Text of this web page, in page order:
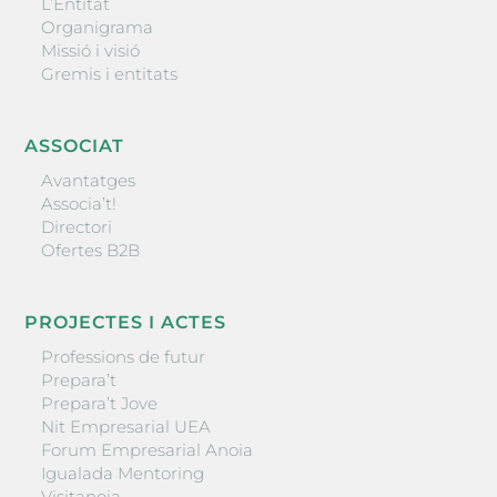
Organigrama
Missió i visió
Gremis i entitats
ASSOCIAT
Avantatges
Associa’t!
Directori
Ofertes B2B
PROJECTES I ACTES
Professions de futur
Prepara’t
Prepara’t Jove
Nit Empresarial UEA
Forum Empresarial Anoia
Igualada Mentoring